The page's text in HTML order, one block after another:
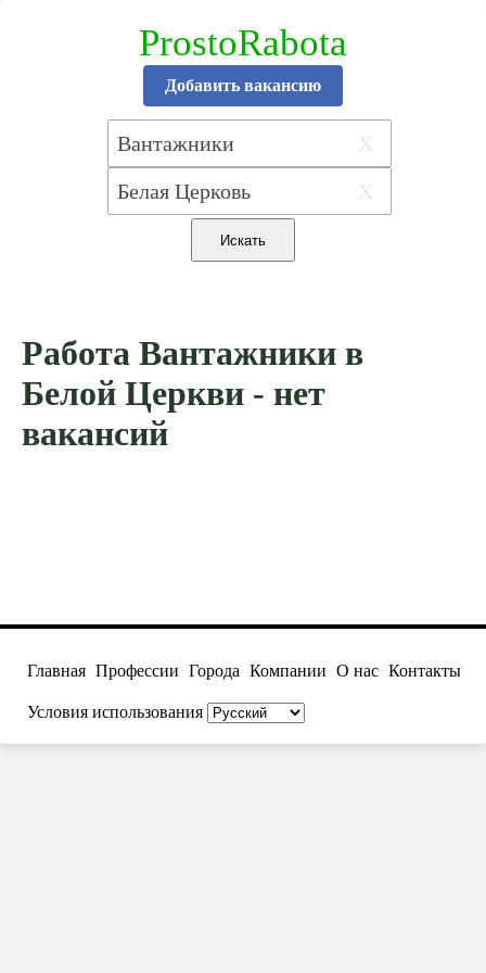
ProstoRabota
Добавить вакансию
X
X
Работа Вантажники в
Белой Церкви - нет
вакансий
Главная Профессии Города Компании О нас Контакты
Условия использования